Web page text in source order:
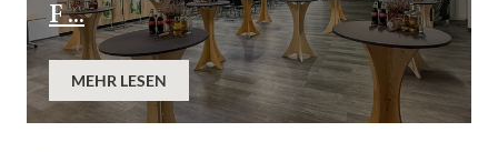
F ...
MEHR LESEN